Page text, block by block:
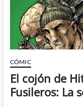
haciéndole
ojitos
al
cómic
independiente
CÓMIC
El cojón de
Fusileros: La